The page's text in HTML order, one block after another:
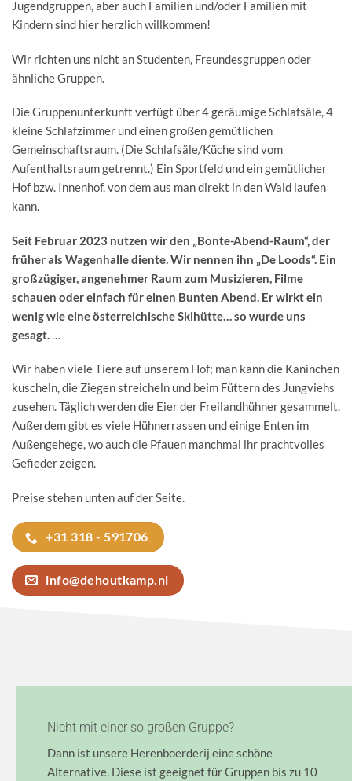
Jugendgruppen, aber auch Familien und/oder Familien mit
Kindern sind hier herzlich willkommen!
Wir richten uns nicht an Studenten, Freundesgruppen oder
ähnliche Gruppen.
Die Gruppenunterkunft verfügt über 4 geräumige Schlafsäle, 4
kleine Schlafzimmer und einen großen gemütlichen
Gemeinschaftsraum. (Die Schlafsäle/Küche sind vom
Aufenthaltsraum getrennt.) Ein Sportfeld und ein gemütlicher
Hof bzw. Innenhof, von dem aus man direkt in den Wald laufen
kann.
Seit Februar 2023 nutzen wir den „Bonte-Abend-Raum“, der
früher als Wagenhalle diente. Wir nennen ihn „De Loods“. Ein
großzügiger, angenehmer Raum zum Musizieren, Filme
schauen oder einfach für einen Bunten Abend. Er wirkt ein
wenig wie eine österreichische Skihütte… so wurde uns
gesagt.
Wir haben viele Tiere auf unserem Hof; man kann die Kaninchen
kuscheln, die Ziegen streicheln und beim Füttern des Jungviehs
zusehen. Täglich werden die Eier der Freilandhühner gesammelt.
Außerdem gibt es viele Hühnerrassen und einige Enten im
Außengehege, wo auch die Pfauen manchmal ihr prachtvolles
Gefieder zeigen.
Preise stehen unten auf der Seite.
+31 318 - 591706
info@dehoutkamp.nl
Nicht mit einer so großen Gruppe?
Dann ist unsere Herenboerderij eine schöne
Alternative. Diese ist geeignet für Gruppen bis zu 10